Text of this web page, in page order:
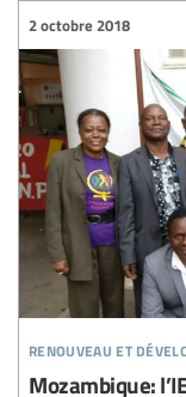
renouveau et
2 octobre 2018
Mozambique: